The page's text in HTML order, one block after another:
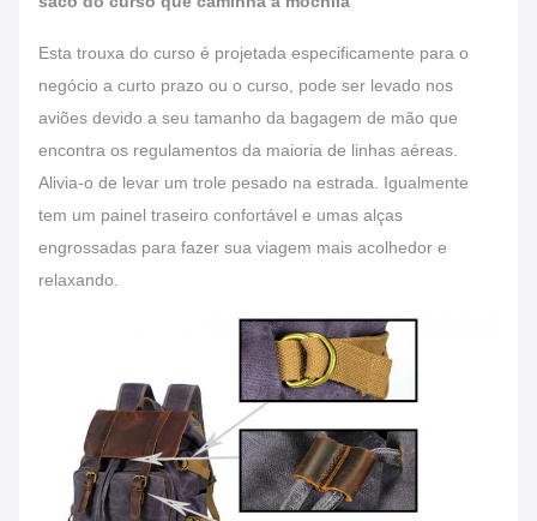
Esta trouxa do curso é projetada especificamente para o
negócio a curto prazo ou o curso, pode ser levado nos
aviões devido a seu tamanho da bagagem de mão que
encontra os regulamentos da maioria de linhas aéreas.
Alivia-o de levar um trole pesado na estrada. Igualmente
tem um painel traseiro confortável e umas alças
engrossadas para fazer sua viagem mais acolhedor e
relaxando.